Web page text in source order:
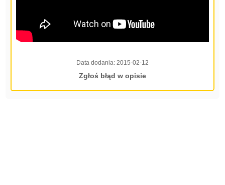
Data dodania: 2015-02-12
Zgłoś błąd w opisie